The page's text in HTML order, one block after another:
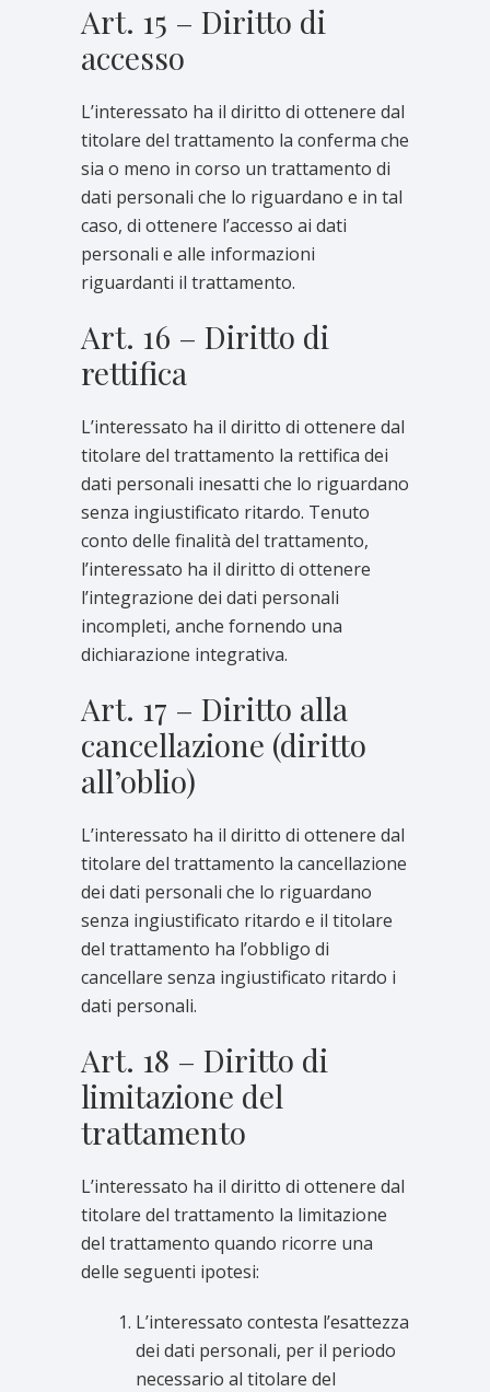
Art. 15 – Diritto di
accesso
L’interessato ha il diritto di ottenere dal
titolare del trattamento la conferma che
sia o meno in corso un trattamento di
dati personali che lo riguardano e in tal
caso, di ottenere l’accesso ai dati
personali e alle informazioni
riguardanti il trattamento.
Art. 16 – Diritto di
rettifica
L’interessato ha il diritto di ottenere dal
titolare del trattamento la rettifica dei
dati personali inesatti che lo riguardano
senza ingiustificato ritardo. Tenuto
conto delle finalità del trattamento,
l’interessato ha il diritto di ottenere
l’integrazione dei dati personali
incompleti, anche fornendo una
dichiarazione integrativa.
Art. 17 – Diritto alla
cancellazione (diritto
all’oblio)
L’interessato ha il diritto di ottenere dal
titolare del trattamento la cancellazione
dei dati personali che lo riguardano
senza ingiustificato ritardo e il titolare
del trattamento ha l’obbligo di
cancellare senza ingiustificato ritardo i
dati personali.
Art. 18 – Diritto di
limitazione del
trattamento
L’interessato ha il diritto di ottenere dal
titolare del trattamento la limitazione
del trattamento quando ricorre una
delle seguenti ipotesi:
L’interessato contesta l’esattezza
dei dati personali, per il periodo
necessario al titolare del